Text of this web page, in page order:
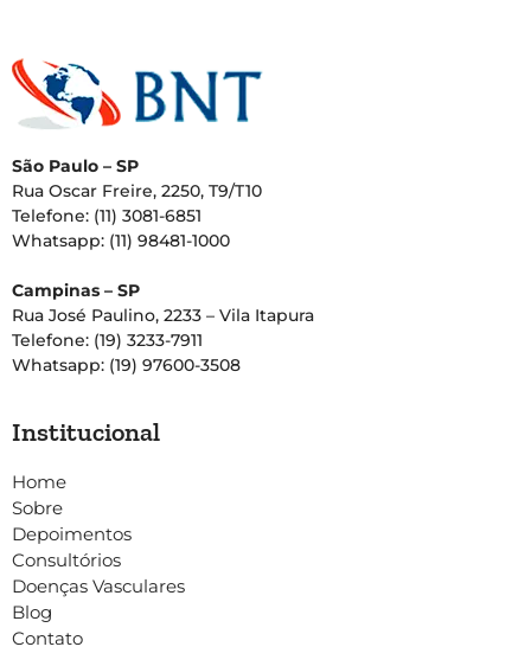
São Paulo – SP
Rua Oscar Freire, 2250, T9/T10
Telefone: (11) 3081-6851
Whatsapp: (11) 98481-1000
Campinas – SP
Rua José Paulino, 2233 – Vila Itapura
Telefone: (19) 3233-7911
Whatsapp: (19) 97600-3508
Institucional
Home
Sobre
Depoimentos
Consultórios
Doenças Vasculares
Blog
Contato